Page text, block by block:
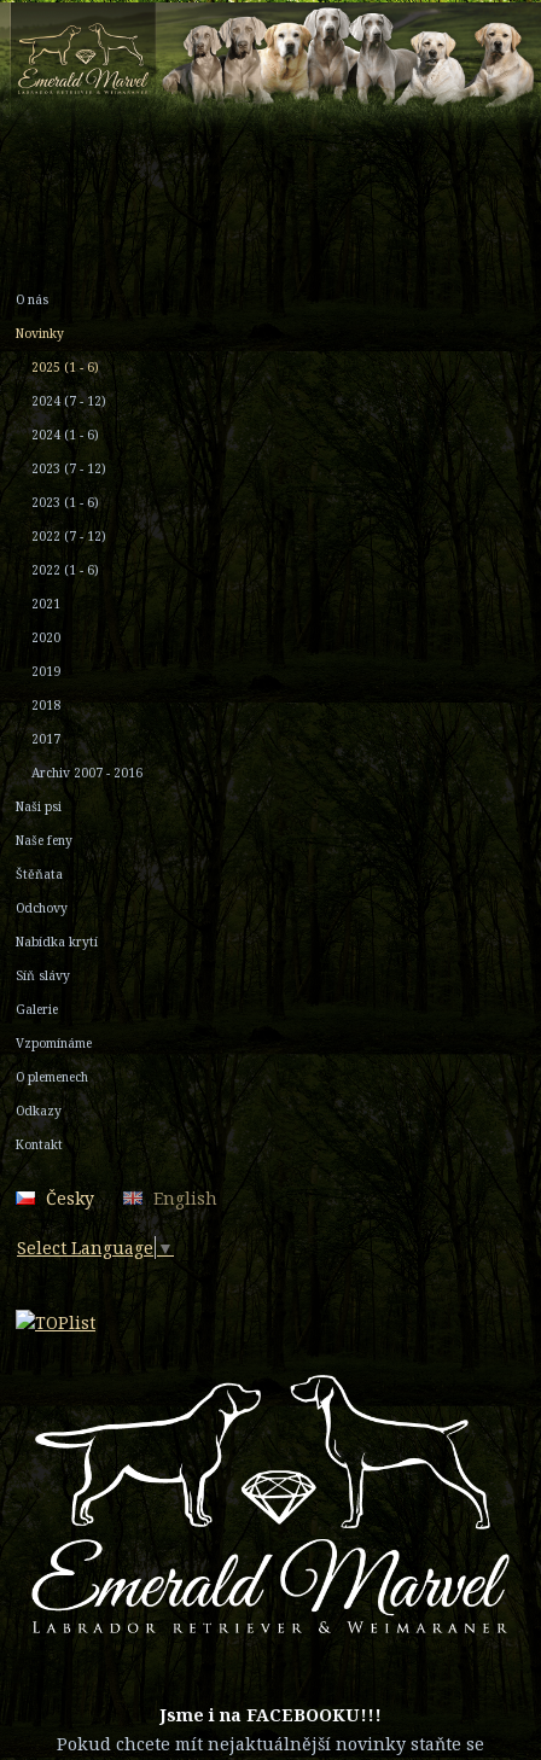
O nás
Novinky
2025 (1 - 6)
2024 (7 - 12)
2024 (1 - 6)
2023 (7 - 12)
2023 (1 - 6)
2022 (7 - 12)
2022 (1 - 6)
2021
2020
2019
2018
2017
Archiv 2007 - 2016
Naši psi
Naše feny
Štěňata
Odchovy
Nabídka krytí
Síň slávy
Galerie
Vzpomínáme
O plemenech
Odkazy
Kontakt
Česky English
Select Language ▼
​Jsme i na FACEBOOKU!!!
Pokud chcete mít nejaktuálnější novinky staňte se